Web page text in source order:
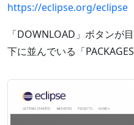
https://eclipse.org/eclipse
「DOWNLOAD」ボタンが
下に並んでいる「